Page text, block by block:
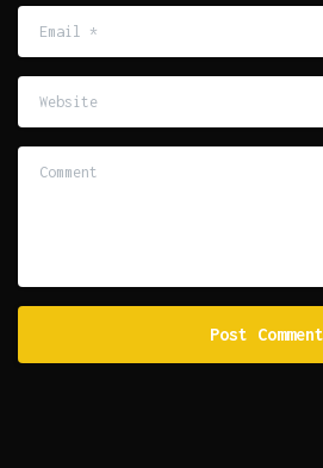
*
Website